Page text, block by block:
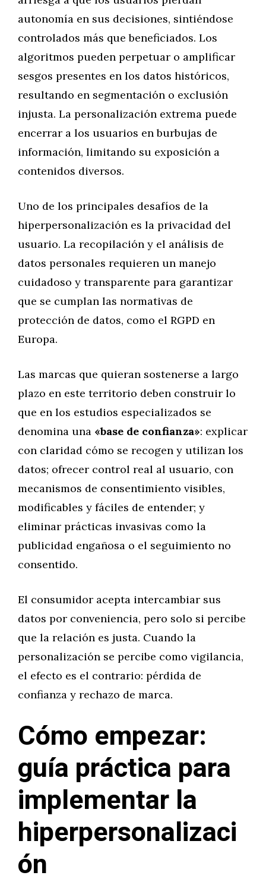
autonomía en sus decisiones, sintiéndose
controlados más que beneficiados. Los
algoritmos pueden perpetuar o amplificar
sesgos presentes en los datos históricos,
resultando en segmentación o exclusión
injusta. La personalización extrema puede
encerrar a los usuarios en burbujas de
información, limitando su exposición a
contenidos diversos.
Uno de los principales desafíos de la
hiperpersonalización es la privacidad del
usuario. La recopilación y el análisis de
datos personales requieren un manejo
cuidadoso y transparente para garantizar
que se cumplan las normativas de
protección de datos, como el RGPD en
Europa.
Las marcas que quieran sostenerse a largo
plazo en este territorio deben construir lo
que en los estudios especializados se
denomina una «base de confianza»: explicar
con claridad cómo se recogen y utilizan los
datos; ofrecer control real al usuario, con
mecanismos de consentimiento visibles,
modificables y fáciles de entender; y
eliminar prácticas invasivas como la
publicidad engañosa o el seguimiento no
consentido.
El consumidor acepta intercambiar sus
datos por conveniencia, pero solo si percibe
que la relación es justa. Cuando la
personalización se percibe como vigilancia,
el efecto es el contrario: pérdida de
confianza y rechazo de marca.
Cómo empezar:
guía práctica para
implementar la
hiperpersonalizaci
ón